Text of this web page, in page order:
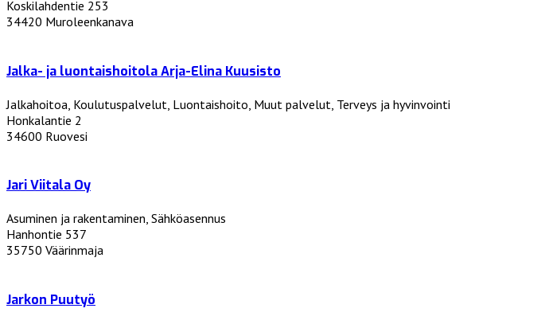
Koskilahdentie 253
34420 Muroleenkanava
Jalka- ja luontaishoitola Arja-Elina Kuusisto
Jalkahoitoa, Koulutuspalvelut, Luontaishoito, Muut palvelut, Terveys ja hyvinvointi
Honkalantie 2
34600 Ruovesi
Jari Viitala Oy
Asuminen ja rakentaminen, Sähköasennus
Hanhontie 537
35750 Väärinmaja
Jarkon Puutyö